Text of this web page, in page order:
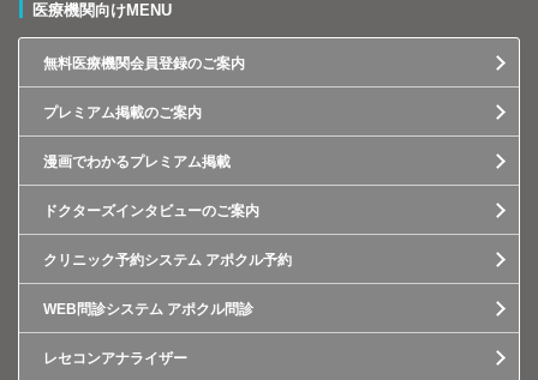
医療機関向けMENU
無料医療機関会員登録のご案内
プレミアム掲載のご案内
漫画でわかるプレミアム掲載
ドクターズインタビューのご案内
クリニック予約システム アポクル予約
WEB問診システム アポクル問診
レセコンアナライザー